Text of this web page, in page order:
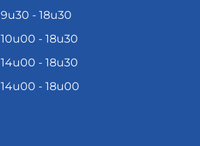
9u30 - 18u30
10u00 - 18u30
14u00 - 18u30
14u00 - 18u00